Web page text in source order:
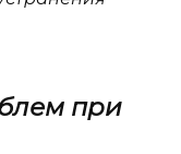
при